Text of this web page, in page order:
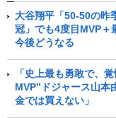
大谷翔平「50-50の昨
冠」でも4度目MVP
今後どうなる
「史上最も勇敢で、
MVP”ドジャース山本
金では買えない」